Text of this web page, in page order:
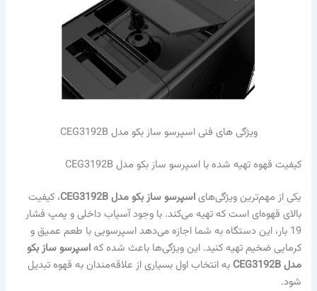
ویژگی های فنی اسپرسو ساز بکو مدل CEG3192B
کیفیت قهوه تهیه شده با اسپرسو ساز بکو مدل CEG3192B
یکی از مهم‌ترین ویژگی‌هایاسپرسو ساز بکو مدل CEG3192B
، کیفیت
بالای قهوه‌ای است که تهیه می‌کند. با وجود آسیاب داخلی و پمپ فشار
19 بار، این دستگاه به شما اجازه می‌دهد اسپرسویی با طعم عمیق و
کرمایی ضخیم تهیه کنید. این ویژگی‌ها باعث شده کهاسپرسو ساز بکو
مدل CEG3192B
به انتخاب اول بسیاری از علاقه‌مندان به قهوه تبدیل
شود.